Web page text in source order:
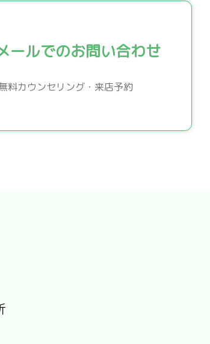
ールでのお問い合わせ
料カウンセリング・来店予約